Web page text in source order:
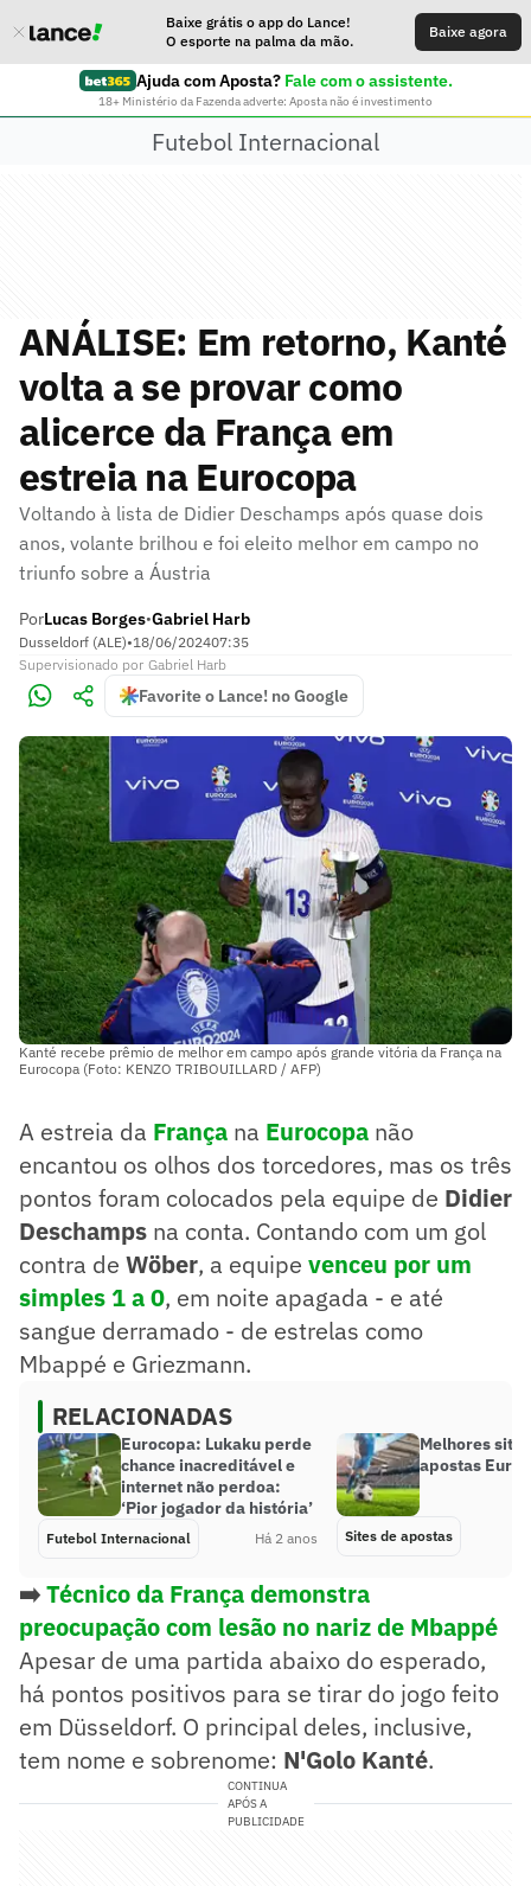
Baixe grátis o app do Lance!
O esporte na palma da mão.
Baixe agora
Ajuda com Aposta? Fale com o assistente.
18+ Ministério da Fazenda adverte: Aposta não é investimento
Futebol Internacional
ANÁLISE: Em retorno, Kanté
volta a se provar como
alicerce da França em
estreia na Eurocopa
Voltando à lista de Didier Deschamps após quase dois
anos, volante brilhou e foi eleito melhor em campo no
triunfo sobre a Áustria
PorLucas Borges•Gabriel Harb
Dusseldorf (ALE)•18/06/202407:35
Supervisionado por Gabriel Harb
Favorite o Lance! no Google
Kanté recebe prêmio de melhor em campo após grande vitória da França na
Eurocopa (Foto: KENZO TRIBOUILLARD / AFP)
A estreia da França na Eurocopa não
encantou os olhos dos torcedores, mas os três
pontos foram colocados pela equipe de Didier
Deschamps na conta. Contando com um gol
contra de Wöber, a equipe venceu por um
simples 1 a 0, em noite apagada - e até
sangue derramado - de estrelas como
Mbappé e Griezmann.
RELACIONADAS
Eurocopa: Lukaku perde
chance inacreditável e
internet não perdoa:
‘Pior jogador da história’
Futebol Internacional Há 2 anos
Melhores
apostas
Sites de apostas
➡️Técnico da França demonstra
preocupação com lesão no nariz de Mbappé
Apesar de uma partida abaixo do esperado,
há pontos positivos para se tirar do jogo feito
em Düsseldorf. O principal deles, inclusive,
tem nome e sobrenome: N'Golo Kanté.
CONTINUA
APÓS A
PUBLICIDADE